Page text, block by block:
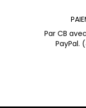
Par CB
PayPal.